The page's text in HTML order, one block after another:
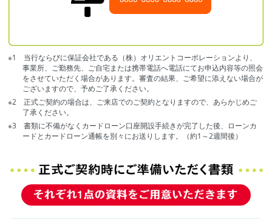
※1 当行ならびに保証会社である（株）オリエントコーポレーションより、
事業所、ご勤務先、ご自宅または携帯電話へ電話にてお申込内容等の照会
をさせていただく場合があります。審査の結果、ご希望に添えない場合が
ございますので、予めご了承ください。
※2 正式ご契約の場合は、ご来店でのご契約となりますので、あらかじめご
了承ください。
※3 書類に不備がなくカードローン口座開設手続きが完了した後、ローンカ
ードとカードローン通帳を別々にお送りします。（約1～2週間後）